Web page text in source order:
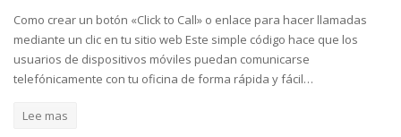
Como crear un botón «Click to Call» o enlace para hacer llamadas
mediante un clic en tu sitio web Este simple código hace que los
usuarios de dispositivos móviles puedan comunicarse
telefónicamente con tu oficina de forma rápida y fácil…
Lee mas